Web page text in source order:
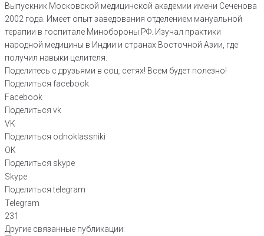
Выпускник Московской медицинской академии имени Сеченова
2002 года. Имеет опыт заведования отделением мануальной
терапии в госпитале Минобороны РФ. Изучал практики
народной медицины в Индии и странах Восточной Азии, где
получил навыки целителя.
Поделитесь с друзьями в соц. сетях! Всем будет полезно!
Поделиться facebook
Facebook
Поделиться vk
VK
Поделиться odnoklassniki
OK
Поделиться skype
Skype
Поделиться telegram
Telegram
231
Другие связанные публикации: